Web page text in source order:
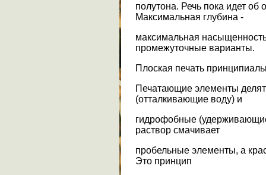
полутона. Речь пока идет об
Максимальная глубина -
максимальная
промежуточные варианты.
Плоская печать
Печатающие элементы
(отталкивающие воду) и
гидрофобные
раствор смачивает
пробельные элементы, а
Это принцип